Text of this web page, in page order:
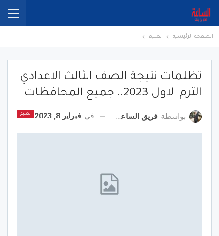
الصفحة الرئيسية تعليم
تظلمات نتيجة الصف الثالث الاعدادي
الترم الاول 2023.. جميع المحافظات
تعليم بواسطة فريق الساعة برس في فبراير 8, 2023